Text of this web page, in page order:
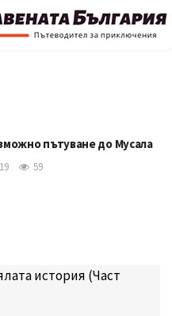
пътуване до Мусала
59